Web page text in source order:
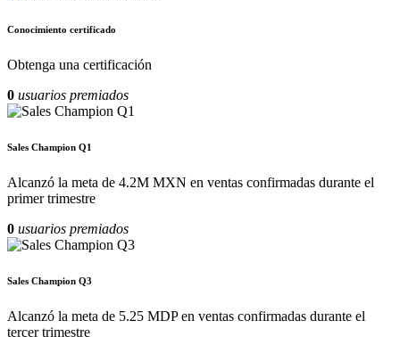
Conocimiento certificado
Obtenga una certificación
0 usuarios premiados
Sales Champion Q1
Alcanzó la meta de 4.2M MXN en ventas confirmadas durante el
primer trimestre
0 usuarios premiados
Sales Champion Q3
Alcanzó la meta de 5.25 MDP en ventas confirmadas durante el
tercer trimestre